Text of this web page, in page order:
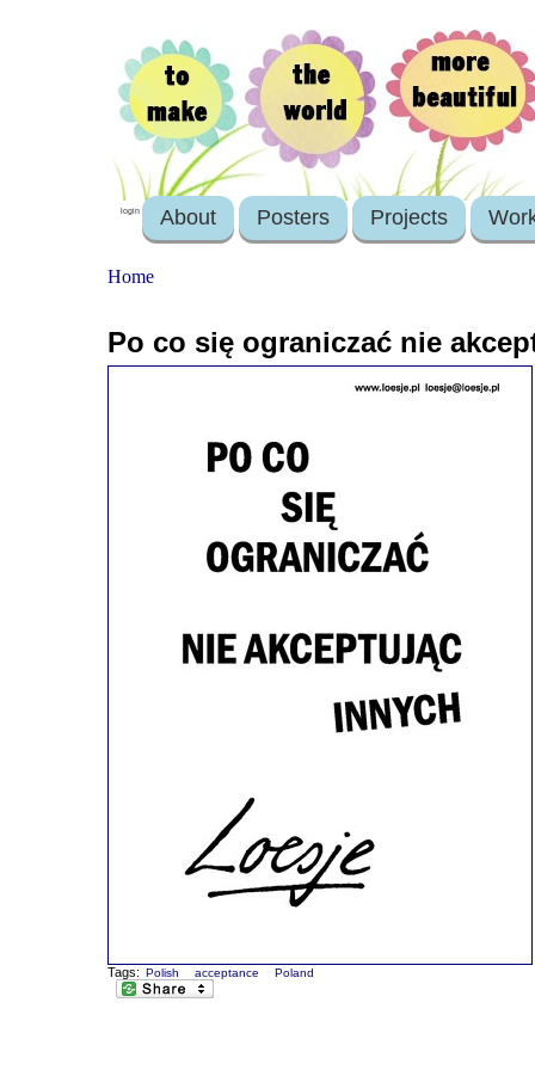
login About Posters Projects
Home
Po co się ograniczać nie
Tags: Polish acceptance Poland